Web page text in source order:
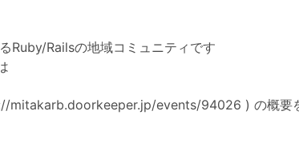
Ruby/Railsの地域コミュニティです
mitakarb.doorkeeper.jp/events/94026 ) の概要